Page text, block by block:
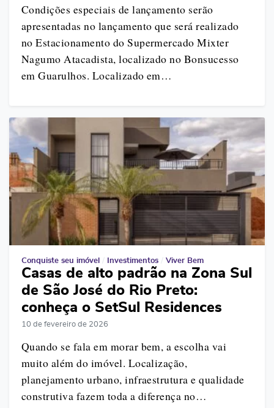
Condições especiais de lançamento serão
apresentadas no lançamento que será realizado
no Estacionamento do Supermercado Mixter
Nagumo Atacadista, localizado no Bonsucesso
em Guarulhos. Localizado em…
Conquiste seu imóvel Investimentos Viver Bem
Casas de alto padrão na Zona Sul
de São José do Rio Preto:
conheça o SetSul Residences
10 de fevereiro de 2026
Quando se fala em morar bem, a escolha vai
muito além do imóvel. Localização,
planejamento urbano, infraestrutura e qualidade
construtiva fazem toda a diferença no…